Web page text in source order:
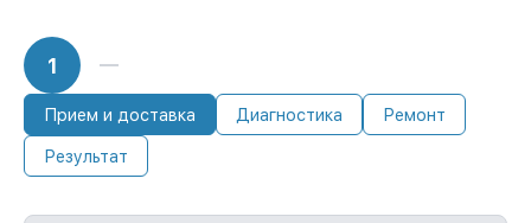
1
Прием и доставка Диагностика Ремонт
Результат